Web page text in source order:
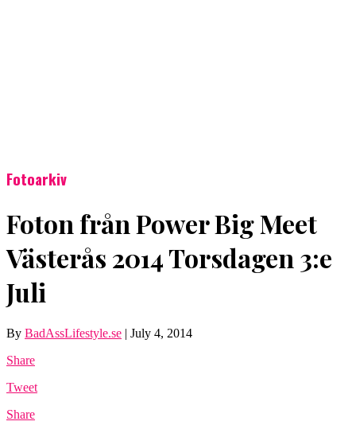
Fotoarkiv
Foton från Power Big Meet
Västerås 2014 Torsdagen 3:e
Juli
By BadAssLifestyle.se | July 4, 2014
Share
Tweet
Share